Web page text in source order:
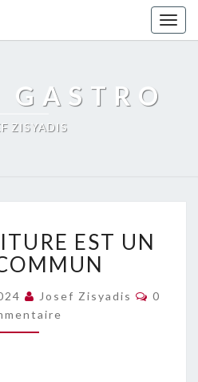
GASTRO
ZISYADIS
NOURRITURE
EST
UN
BIEN
COMMUN
EST UN
Josef Zisyadis
0